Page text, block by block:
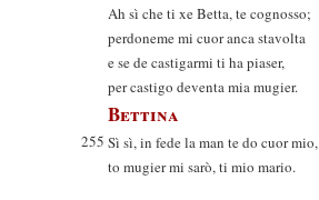
Ah sì che ti xe Betta, te cognosso;
perdoneme mi cuor anca stavolta
e se de castigarmi ti ha piaser,
per castigo deventa mia mugier.
Bettina
255 Sì sì, in fede la man te do cuor mio,
to mugier mi sarò, ti mio mario.